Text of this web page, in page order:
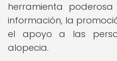
herramienta
información, la
el apoyo a las
alopecia.